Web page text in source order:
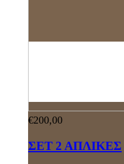
€200,00
ΣΕΤ 2 ΑΠΛΙΚΕΣ